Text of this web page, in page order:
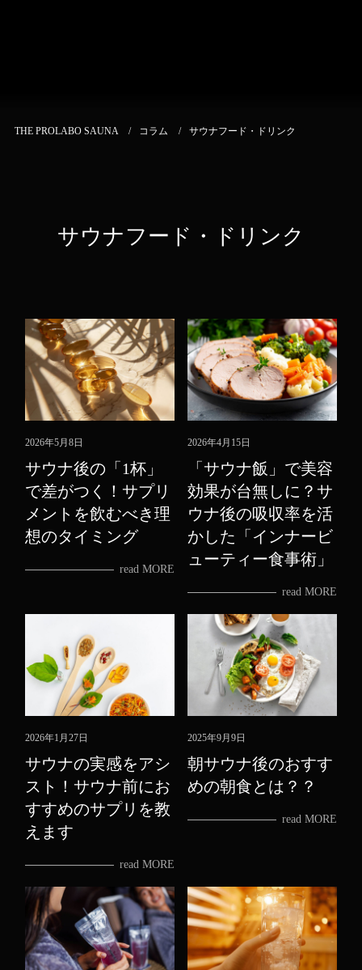
THE PROLABO SAUNA コラム サウナフード・ドリンク
サウナフード・ドリンク
2026年5月8日
サウナ後の「1杯」
で差がつく！サプリ
メントを飲むべき理
想のタイミング
read MORE
2026年4月15日
「サウナ飯」で美容
効果が台無しに？サ
ウナ後の吸収率を活
かした「インナービ
ューティー食事術」
read MORE
2026年1月27日
サウナの実感をアシ
スト！サウナ前にお
すすめのサプリを教
えます
read MORE
2025年9月9日
朝サウナ後のおすす
めの朝食とは？？
read MORE